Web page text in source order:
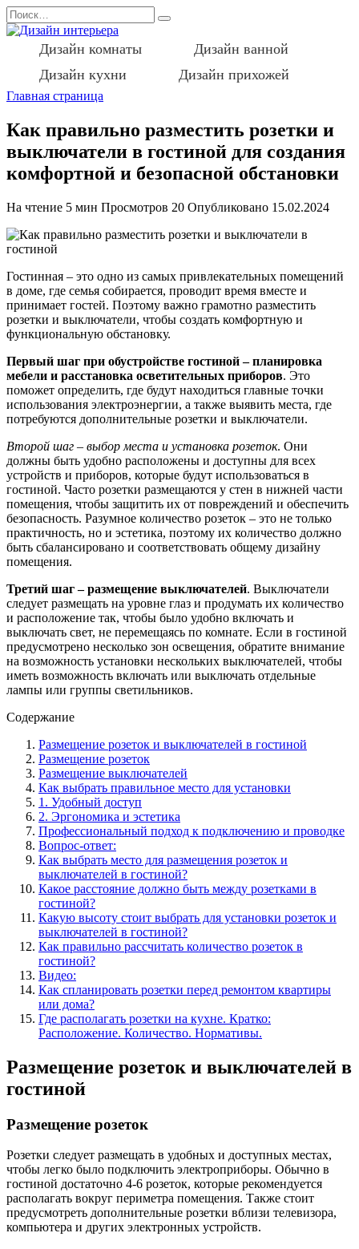
Перейти
к
содержанию
Search
for:
Дизайн комнаты
Дизайн ванной
Дизайн кухни
Дизайн прихожей
Главная страница
Как правильно разместить розетки и
выключатели в гостиной для создания
комфортной и безопасной обстановки
На чтение 5 мин Просмотров 20 Опубликовано 15.02.2024
Гостинная – это одно из самых привлекательных помещений
в доме, где семья собирается, проводит время вместе и
принимает гостей. Поэтому важно грамотно разместить
розетки и выключатели, чтобы создать комфортную и
функциональную обстановку.
Первый шаг при обустройстве гостиной – планировка
мебели и расстановка осветительных приборов. Это
поможет определить, где будут находиться главные точки
использования электроэнергии, а также выявить места, где
потребуются дополнительные розетки и выключатели.
Второй шаг – выбор места и установка розеток. Они
должны быть удобно расположены и доступны для всех
устройств и приборов, которые будут использоваться в
гостиной. Часто розетки размещаются у стен в нижней части
помещения, чтобы защитить их от повреждений и обеспечить
безопасность. Разумное количество розеток – это не только
практичность, но и эстетика, поэтому их количество должно
быть сбалансировано и соответствовать общему дизайну
помещения.
Третий шаг – размещение выключателей. Выключатели
следует размещать на уровне глаз и продумать их количество
и расположение так, чтобы было удобно включать и
выключать свет, не перемещаясь по комнате. Если в гостиной
предусмотрено несколько зон освещения, обратите внимание
на возможность установки нескольких выключателей, чтобы
иметь возможность включать или выключать отдельные
лампы или группы светильников.
Содержание
Размещение розеток и выключателей в гостиной
Размещение розеток
Размещение выключателей
Как выбрать правильное место для установки
1. Удобный доступ
2. Эргономика и эстетика
Профессиональный подход к подключению и проводке
Вопрос-ответ:
Как выбрать место для размещения розеток и
выключателей в гостиной?
Какое расстояние должно быть между розетками в
гостиной?
Какую высоту стоит выбрать для установки розеток и
выключателей в гостиной?
Как правильно рассчитать количество розеток в
гостиной?
Видео:
Как спланировать розетки перед ремонтом квартиры
или дома?
Где располагать розетки на кухне. Кратко:
Расположение. Количество. Нормативы.
Размещение розеток и выключателей в
гостиной
Размещение розеток
Розетки следует размещать в удобных и доступных местах,
чтобы легко было подключить электроприборы. Обычно в
гостиной достаточно 4-6 розеток, которые рекомендуется
располагать вокруг периметра помещения. Также стоит
предусмотреть дополнительные розетки вблизи телевизора,
компьютера и других электронных устройств.